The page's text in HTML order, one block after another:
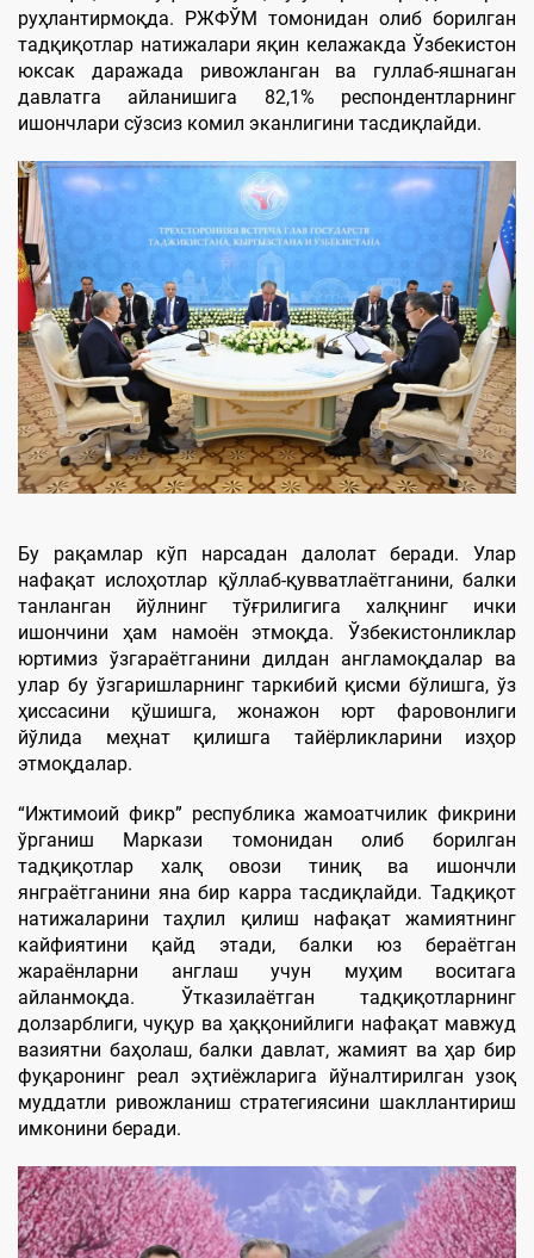
руҳлантирмоқда. РЖФЎМ томонидан олиб борилган
тадқиқотлар натижалари яқин келажакда Ўзбекистон
юксак даражада ривожланган ва гуллаб-яшнаган
давлатга айланишига 82,1% респондентларнинг
ишончлари сўзсиз комил эканлигини тасдиқлайди.
Бу рақамлар кўп нарсадан далолат беради. Улар
нафақат ислоҳотлар қўллаб-қувватлаётганини, балки
танланган йўлнинг тўғрилигига халқнинг ички
ишончини ҳам намоён этмоқда. Ўзбекистонликлар
юртимиз ўзгараётганини дилдан англамоқдалар ва
улар бу ўзгаришларнинг таркибий қисми бўлишга, ўз
ҳиссасини қўшишга, жонажон юрт фаровонлиги
йўлида меҳнат қилишга тайёрликларини изҳор
этмоқдалар.
“Ижтимоий фикр” республика жамоатчилик фикрини
ўрганиш Маркази томонидан олиб борилган
тадқиқотлар халқ овози тиниқ ва ишончли
янграётганини яна бир карра тасдиқлайди. Тадқиқот
натижаларини таҳлил қилиш нафақат жамиятнинг
кайфиятини қайд этади, балки юз бераётган
жараёнларни англаш учун муҳим воситага
айланмоқда. Ўтказилаётган тадқиқотларнинг
долзарблиги, чуқур ва ҳаққонийлиги нафақат мавжуд
вазиятни баҳолаш, балки давлат, жамият ва ҳар бир
фуқаронинг реал эҳтиёжларига йўналтирилган узоқ
муддатли ривожланиш стратегиясини шакллантириш
имконини беради.